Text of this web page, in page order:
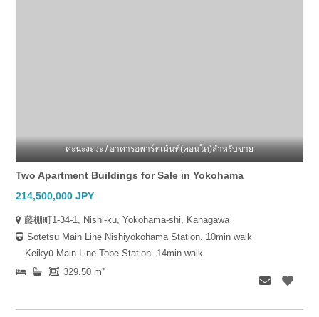
คะนะงะวะ / อาคารอพาร์ทเม้นท์(คอนโด)สำหรับขาย
Two Apartment Buildings for Sale in Yokohama
214,500,000 JPY
藤棚町1-34-1, Nishi-ku, Yokohama-shi, Kanagawa
Sotetsu Main Line Nishiyokohama Station. 10min walk
Keikyū Main Line Tobe Station. 14min walk
329.50 m²